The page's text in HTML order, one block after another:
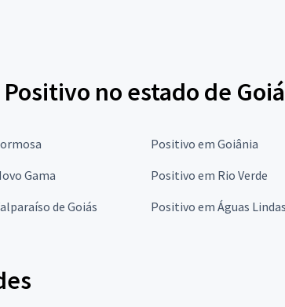
no estado de
Positivo em Goiânia
Gama
Positivo em Rio Verde
de Goiás Positivo em Águas